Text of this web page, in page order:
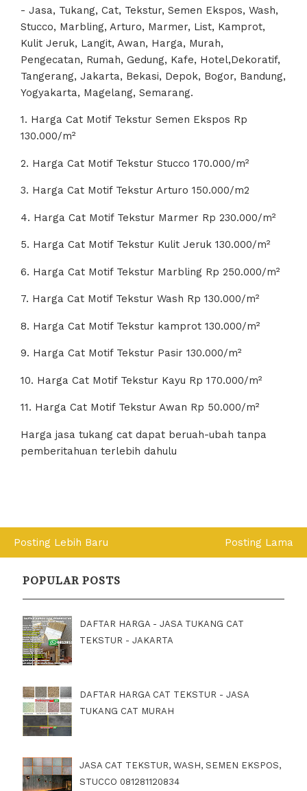
- Jasa, Tukang, Cat, Tekstur, Semen Ekspos, Wash,
Stucco, Marbling, Arturo, Marmer, List, Kamprot,
Kulit Jeruk, Langit, Awan, Harga, Murah,
Pengecatan, Rumah, Gedung, Kafe, Hotel,Dekoratif,
Tangerang, Jakarta, Bekasi, Depok, Bogor, Bandung,
Yogyakarta, Magelang, Semarang.
1. Harga Cat Motif Tekstur Semen Ekspos Rp
130.000/m²
2. Harga Cat Motif Tekstur Stucco 170.000/m²
3. Harga Cat Motif Tekstur Arturo 150.000/m2
4. Harga Cat Motif Tekstur Marmer Rp 230.000/m²
5. Harga Cat Motif Tekstur Kulit Jeruk 130.000/m²
6. Harga Cat Motif Tekstur Marbling Rp 250.000/m²
7. Harga Cat Motif Tekstur Wash Rp 130.000/m²
8. Harga Cat Motif Tekstur kamprot 130.000/m²
9. Harga Cat Motif Tekstur Pasir 130.000/m²
10. Harga Cat Motif Tekstur Kayu Rp 170.000/m²
11. Harga Cat Motif Tekstur Awan Rp 50.000/m²
Harga jasa tukang cat dapat beruah-ubah tanpa
pemberitahuan terlebih dahulu
Posting Lebih Baru Posting Lama
POPULAR POSTS
DAFTAR HARGA - JASA TUKANG CAT
TEKSTUR - JAKARTA
DAFTAR HARGA CAT TEKSTUR - JASA
TUKANG CAT MURAH
JASA CAT TEKSTUR, WASH, SEMEN EKSPOS,
STUCCO 081281120834